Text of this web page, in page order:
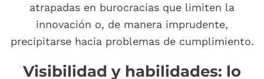
atrapadas en burocracias que limiten la
innovación o, de manera imprudente,
precipitarse hacia problemas de cumplimiento.
Visibilidad y habilidades: lo